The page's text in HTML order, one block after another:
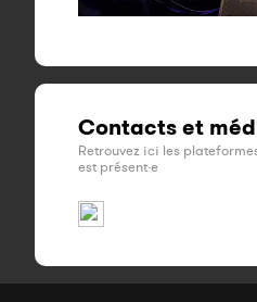
Contacts et
Retrouvez ici les
est présent·e